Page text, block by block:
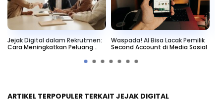
Jejak Digital dalam Rekrutmen:
Cara Meningkatkan Peluang
Waspada! AI Bisa Lacak Pemilik
Second Account di Media Sosial
ARTIKEL TERPOPULER TERKAIT JEJAK DIGITAL